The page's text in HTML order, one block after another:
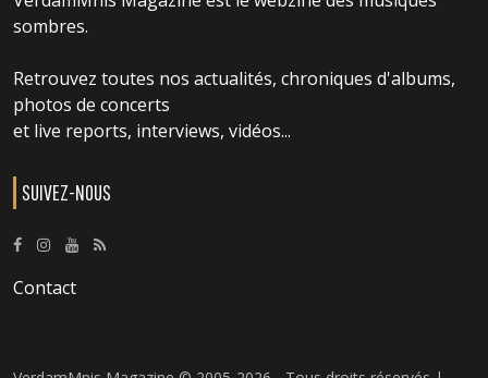
sombres.
Retrouvez toutes nos actualités, chroniques d'albums,
photos de concerts
et live reports, interviews, vidéos...
SUIVEZ-NOUS
Contact